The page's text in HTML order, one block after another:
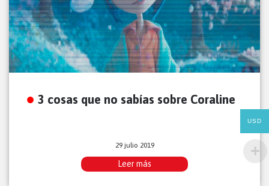
3 cosas que no sabías sobre Coraline
29 julio 2019
Leer más
USD